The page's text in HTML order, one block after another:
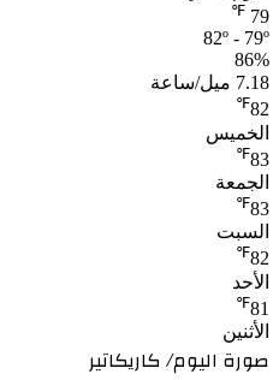
79
℉
82º - 79º
86%
7.18 ميل/ساعة
82
℉
الخميس
83
℉
الجمعة
83
℉
السبت
82
℉
الأحد
81
℉
الأثنين
صورة اليوم/ كاريكاتير